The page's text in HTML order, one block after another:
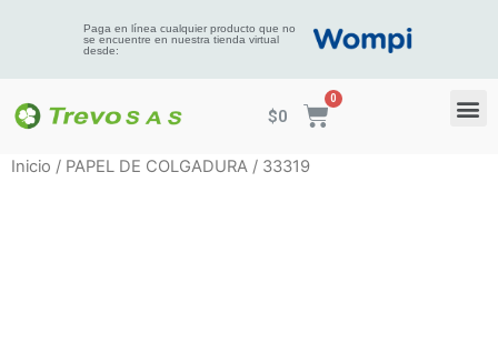
Paga en línea cualquier producto que no
se encuentre en nuestra tienda virtual
desde:
$0
Inicio / PAPEL DE COLGADURA / 33319